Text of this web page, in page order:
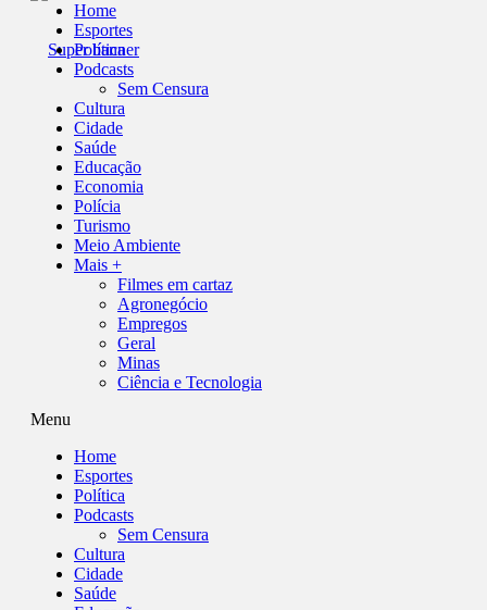
Home
Esportes
Política
Podcasts
Sem Censura
Cultura
Cidade
Saúde
Educação
Economia
Polícia
Turismo
Meio Ambiente
Mais +
Filmes em cartaz
Agronegócio
Empregos
Geral
Minas
Ciência e Tecnologia
Menu
Home
Esportes
Política
Podcasts
Sem Censura
Cultura
Cidade
Saúde